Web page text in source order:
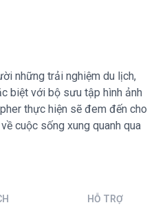
những trải nghiệm du lịch,
biệt với bộ sưu tập hình ảnh
thực hiện sẽ đem đến cho
cuộc sống xung quanh qua
HỖ TRỢ